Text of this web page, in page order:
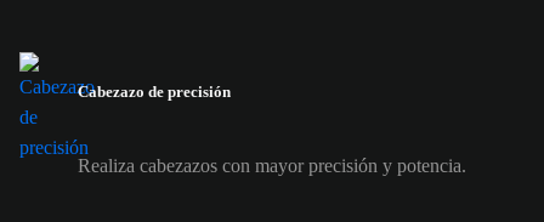
Cabezazo de precisión
Realiza cabezazos con mayor precisión y potencia.